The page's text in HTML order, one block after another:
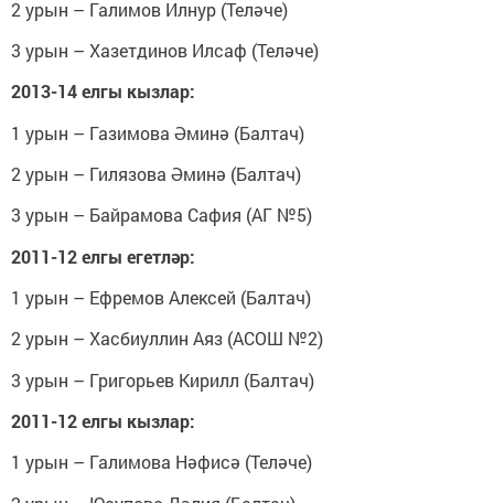
2 урын – Галимов Илнур (Теләче)
3 урын – Хазетдинов Илсаф (Теләче)
2013-14 елгы кызлар:
1 урын – Газимова Әминә (Балтач)
2 урын – Гилязова Әминә (Балтач)
3 урын – Байрамова Сафия (АГ №5)
2011-12 елгы егетләр:
1 урын – Ефремов Алексей (Балтач)
2 урын – Хасбиуллин Аяз (АСОШ №2)
3 урын – Григорьев Кирилл (Балтач)
2011-12 елгы кызлар:
1 урын – Галимова Нәфисә (Теләче)